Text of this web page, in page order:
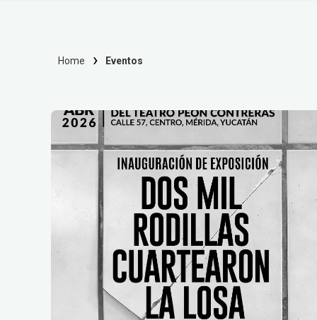
Home Eventos